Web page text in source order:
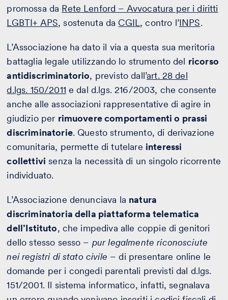
promossa da Rete Lenford – Avvocatura per i diritti
LGBTI+ APS, sostenuta da CGIL , contro l’INPS.
L’Associazione ha dato il via a questa sua meritoria
battaglia legale utilizzando lo strumento del ricorso
antidiscriminatorio, previsto dall’art. 28 del
d.lgs. 150/2011 e dal d.lgs. 216/2003, che consente
anche alle associazioni rappresentative di agire in
giudizio per rimuovere comportamenti o prassi
discriminatorie. Questo strumento, di derivazione
comunitaria, permette di tutelare interessi
collettivi senza la necessità di un singolo ricorrente
individuato.
L’Associazione denunciava la natura
discriminatoria della piattaforma telematica
dell’Istituto, che impediva alle coppie di genitori
dello stesso sesso – pur legalmente riconosciute
nei registri di stato civile – di presentare online le
domande per i congedi parentali previsti dal d.lgs.
151/2001. Il sistema informatico, infatti, segnalava